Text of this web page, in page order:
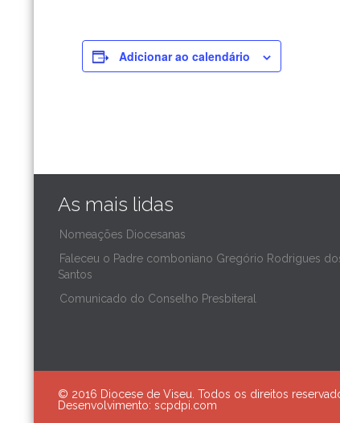
Adicionar ao calendário
As mais lidas
Nomeações Diocesanas
Faleceu o Padre comboniano Gregório Rodrigues
Santos
Comunicado do Conselho Presbiteral
© 2016 Diocese de Viseu. Todos os direitos
Desenvolvimento: scpdpi.com